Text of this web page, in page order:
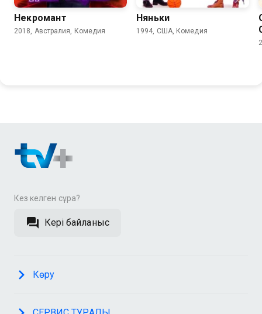
Некромант
2018, Австралия, Комедия
Няньки
1994, США, Комедия
Кез келген сұрақ?
Кері байланыс
Көру